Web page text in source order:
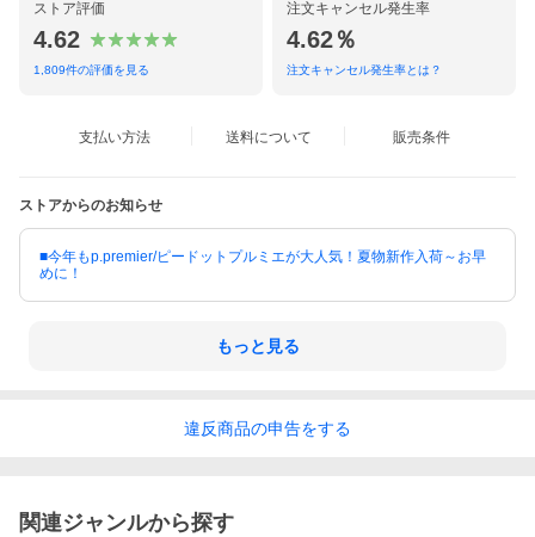
ストア評価
4.62
1,809件の評価を見る
注文キャンセル発生率
4.62％
注文キャンセル発生率とは？
支払い方法 送料について 販売条件
ストアからのお知らせ
■今年もp.premier/ピードットプルミエが大人気！夏物新作入荷～お早
めに！
もっと見る
違反商品の申告をする
関連ジャンルから探す